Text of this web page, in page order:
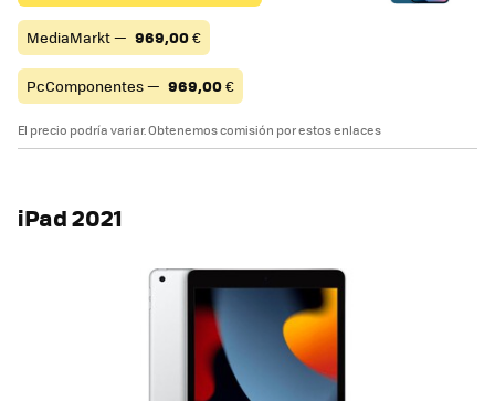
MediaMarkt — 969,00€
PcComponentes — 969,00€
El precio podría variar. Obtenemos comisión por estos enlaces
iPad 2021